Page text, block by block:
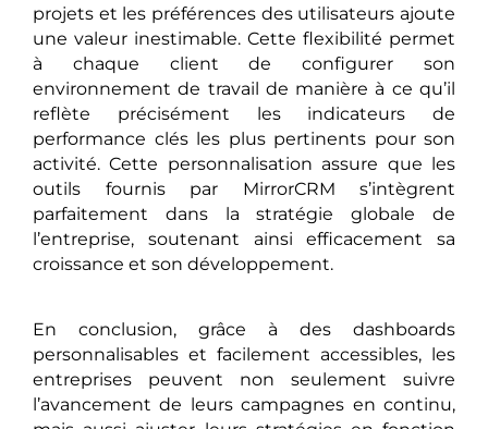
projets et les préférences des utilisateurs ajoute
une valeur inestimable. Cette flexibilité permet
à chaque client de configurer son
environnement de travail de manière à ce qu’il
reflète précisément les indicateurs de
performance clés les plus pertinents pour son
activité. Cette personnalisation assure que les
outils fournis par MirrorCRM s’intègrent
parfaitement dans la stratégie globale de
l’entreprise, soutenant ainsi efficacement sa
croissance et son développement.
En conclusion, grâce à des dashboards
personnalisables et facilement accessibles, les
entreprises peuvent non seulement suivre
l’avancement de leurs campagnes en continu,